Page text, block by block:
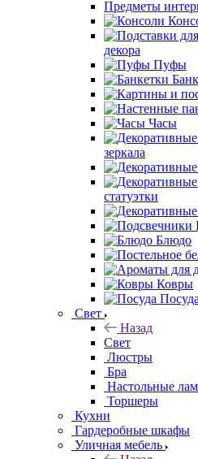
Предметы
декора
Пуфы
Часы
зеркала
статуэтки
Блюдо
Ковры
Посуда
Свет
Назад
Свет
Бра
Кухни